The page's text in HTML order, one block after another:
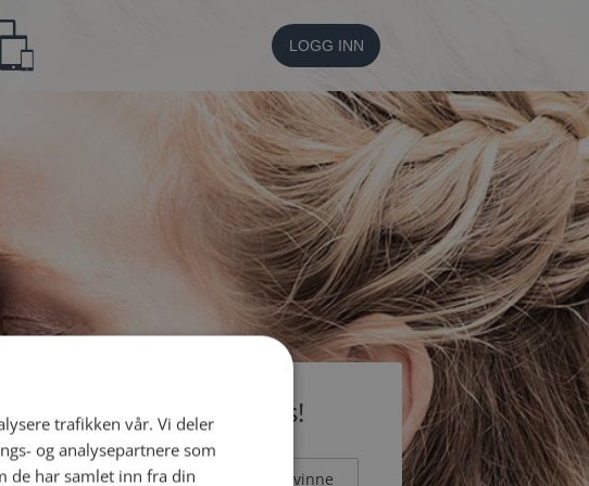
LOGG INN
Bli medlem gratis!
Jeg er en: Mann Kvinne
trafikken vår. Vi deler
og analysepartnere som
de har samlet inn fra din